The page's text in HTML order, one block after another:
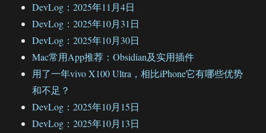
DevLog：2025年11月4日
DevLog：2025年10月31日
DevLog：2025年10月30日
Mac常用App推荐：Obsidian及实用插件
用了一年vivo X100 Ultra，相比iPhone它有哪些优势
和不足？
DevLog：2025年10月15日
DevLog：2025年10月13日